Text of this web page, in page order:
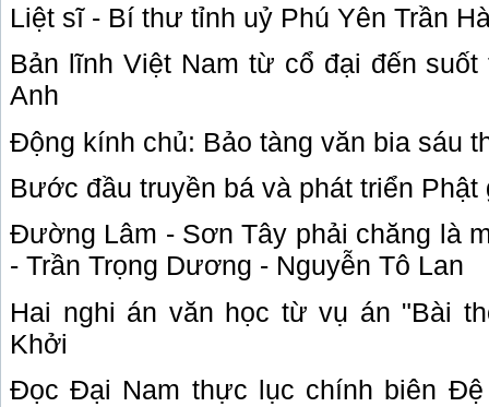
Liệt sĩ - Bí thư tỉnh uỷ Phú Yên Trần
Bản lĩnh Việt Nam từ cổ đại đến
Anh
Động kính chủ: Bảo tàng văn bia sáu
Bước đầu truyền bá và phát triển Phật
Đường Lâm - Sơn Tây phải chăng là
- Trần Trọng Dương - Nguyễn Tô Lan
Hai nghi án văn học từ vụ án "Bài
Khởi
Đọc Đại Nam thực lục chính biên